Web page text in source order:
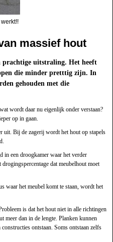
werkt!!
massief hout
prachtige uitstraling. Het heeft
die minder pretttig zijn. In
gehouden met die
wordt daar nu eigenlijk onder verstaan?
op in gaan.
uit. Bij de zagerij wordt het hout op stapels
in een droogkamer waar het verder
dat meubelhout moet
waar het meubel komt te staan, wordt het
is dat het hout niet in alle richtingen
meer dan in de lengte. Planken kunnen
ontstaan. Soms ontstaan zelfs